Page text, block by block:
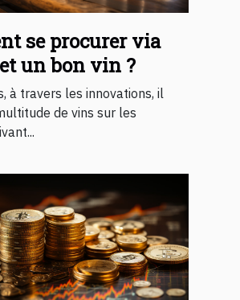
se procurer via
un bon vin ?
à travers les innovations, il
de vins sur les